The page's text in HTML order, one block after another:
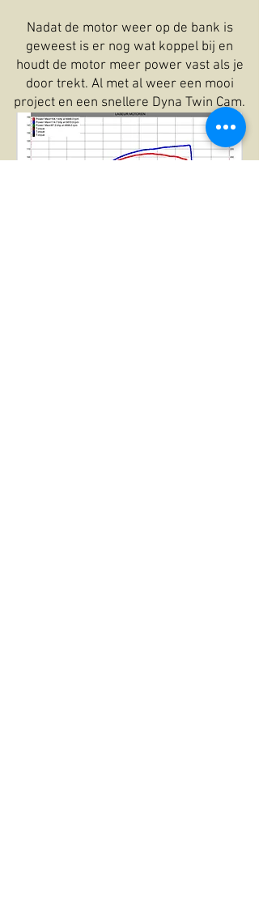
Nadat de motor weer op de bank is
geweest is er nog wat koppel bij en
houdt de motor meer power vast als je
door trekt. Al met al weer een mooi
project en een snellere Dyna Twin Cam.